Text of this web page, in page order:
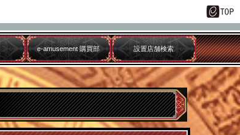
e-amusement 購買部 設置店舗検索